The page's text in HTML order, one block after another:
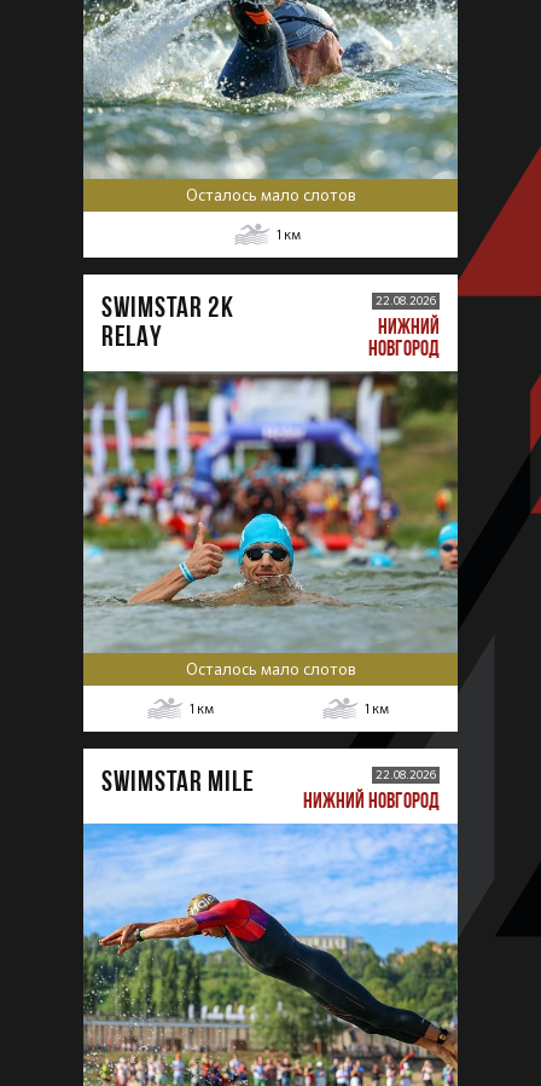
Осталось мало слотов
1 км
SWIMSTAR 2K
RELAY
22.08.2026
НИЖНИЙ
НОВГОРОД
Осталось мало слотов
1 км 1 км
SWIMSTAR MILE 22.08.2026
НИЖНИЙ НОВГОРОД